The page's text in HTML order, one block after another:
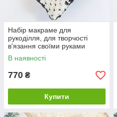
Набір макраме для
рукоділля, для творчості
в'язання своїми руками
гаманця 15.7х10см колір
чорний з білим
В наявності
770 ₴
Купити